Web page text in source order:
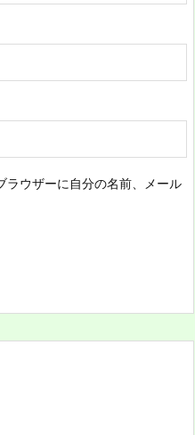
ラウザーに自分の名前、メール